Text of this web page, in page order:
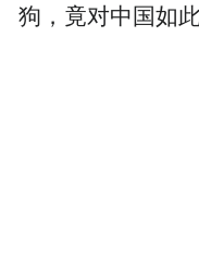
狗，竟对中国如